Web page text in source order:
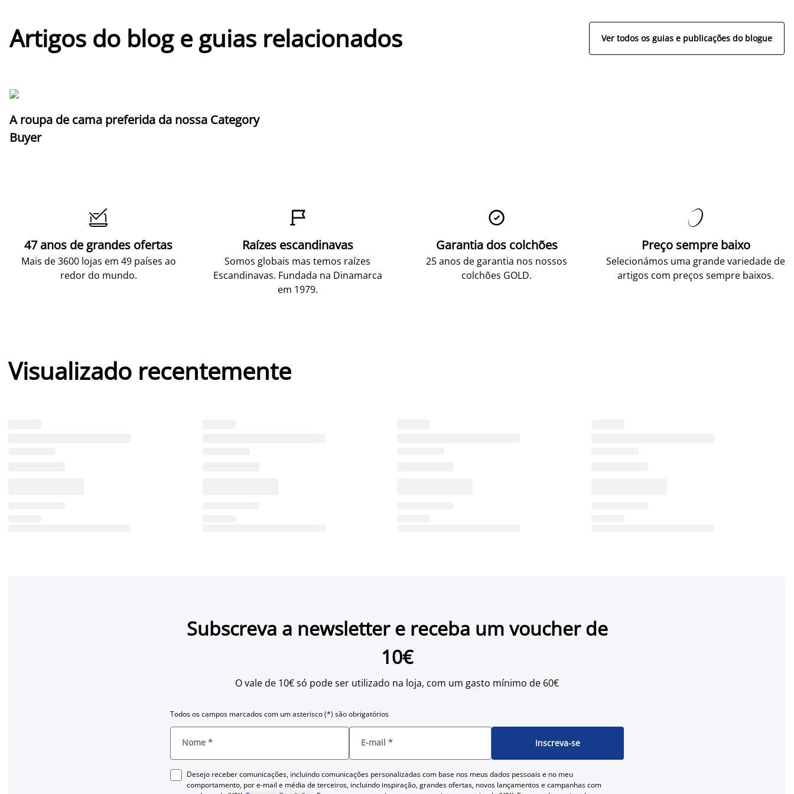
Artigos do blog e guias relacionados Ver todos os guias e publicações do blogue
A roupa de cama preferida da nossa Category
Buyer

47 anos de grandes ofertas
Mais de 3600 lojas em 49 países ao
redor do mundo.

Raízes escandinavas
Somos globais mas temos raízes
Escandinavas. Fundada na Dinamarca
em 1979.

Garantia dos colchões
25 anos de garantia nos nossos
colchões GOLD.

Preço sempre baixo
Selecionámos uma grande variedade de
artigos com preços sempre baixos.
Visualizado recentemente
Subscreva a newsletter e receba um voucher de
10€
O vale de 10€ só pode ser utilizado na loja, com um gasto mínimo de 60€
Todos os campos marcados com um asterisco (*) são obrigatórios
Nome * E-mail * Inscreva-se
Desejo receber comunicações, incluindo comunicações personalizadas com base nos meus dados pessoais e no meu
comportamento, por e-mail e média de terceiros, incluindo inspiração, grandes ofertas, novos lançamentos e campanhas com